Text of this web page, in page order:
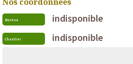
Bureau indisponible
Chantier indisponible